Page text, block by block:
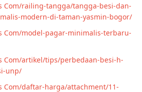
Com/railing-tangga/tangga-besi-dan-
modern-di-taman-yasmin-bogor/
Com/model-pagar-minimalis-terbaru-
Com/artikel/tips/perbedaan-besi-h-
unp/
Com/daftar-harga/attachment/11-